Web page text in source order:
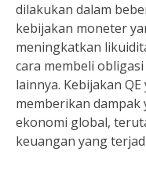
dilakukan dalam
kebijakan moneter
meningkatkan
cara membeli
lainnya. Kebijakan
memberikan
ekonomi global,
keuangan yang